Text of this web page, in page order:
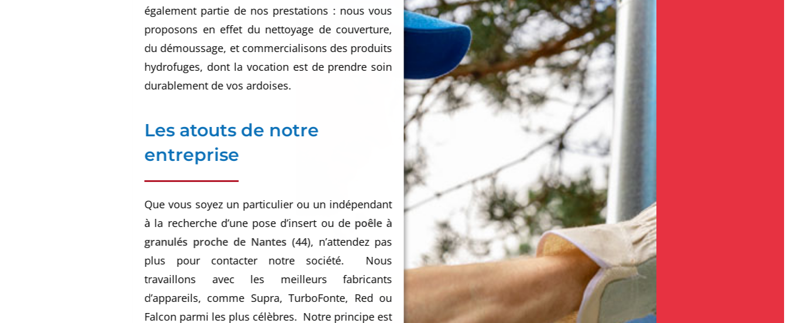
également partie de nos prestations : nous vous
proposons en effet du nettoyage de couverture,
du démoussage, et commercialisons des produits
hydrofuges, dont la vocation est de prendre soin
durablement de vos ardoises.
Les atouts de notre
entreprise
Que vous soyez un particulier ou un indépendant
à la recherche d’une pose d’insert ou depoêle à
granulés proche de Nantes (44), n’attendez pas
plus pour contacter notre société. Nous
travaillons avec les meilleurs fabricants
d’appareils, comme Supra, TurboFonte, Red ou
Falcon parmi les plus célèbres. Notre principe est